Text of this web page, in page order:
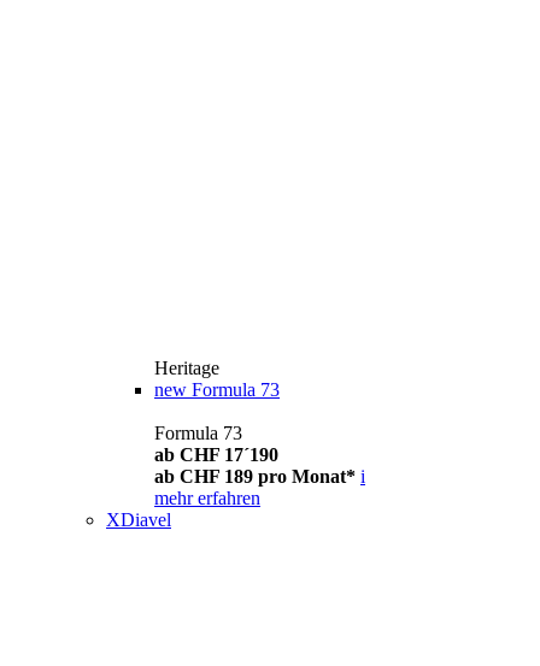
Heritage
new Formula 73
Formula 73
ab CHF 17´190
ab CHF 189 pro Monat* i
mehr erfahren
XDiavel